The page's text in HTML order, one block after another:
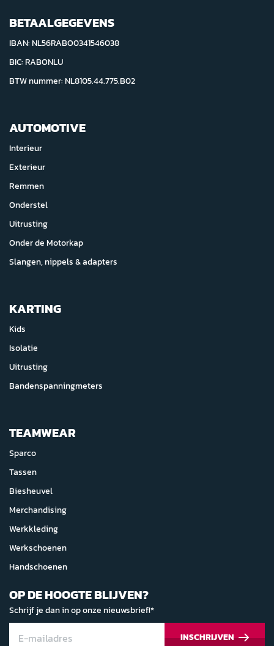
BETAALGEGEVENS
IBAN: NL56RABO0341546038
BIC: RABONLU
BTW nummer: NL8105.44.775.B02
AUTOMOTIVE
Interieur
Exterieur
Remmen
Onderstel
Uitrusting
Onder de Motorkap
Slangen, nippels & adapters
KARTING
Kids
Isolatie
Uitrusting
Bandenspanningmeters
TEAMWEAR
Sparco
Tassen
Biesheuvel
Merchandising
Werkkleding
Werkschoenen
Handschoenen
OP DE HOOGTE BLIJVEN?
Schrijf je dan in op onze nieuwsbrief!*
INSCHRIJVEN